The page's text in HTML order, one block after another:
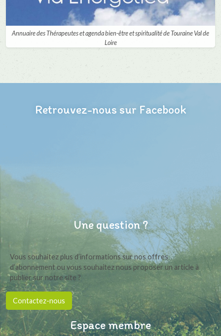
Annuaire des Thérapeutes et agenda bien-être et spiritualité de Touraine Val de
Loire
Retrouvez-nous sur Facebook
Une question ?
Vous souhaitez plus d’informations sur nos offres
d’abonnement ou vous souhaitez nous proposer un article à
publier sur notre site ?
Contactez-nous
Espace membre